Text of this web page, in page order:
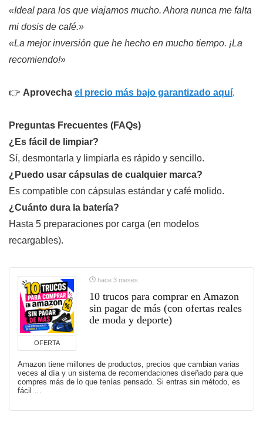
«Ideal para los que viajamos mucho. Ahora nunca me falta
mi dosis de café.»
«La mejor inversión que he hecho en mucho tiempo. ¡La
recomiendo!»
👉 Aprovecha el precio más bajo garantizado aquí.
Preguntas Frecuentes (FAQs)
¿Es fácil de limpiar?
Sí, desmontarla y limpiarla es rápido y sencillo.
¿Puedo usar cápsulas de cualquier marca?
Es compatible con cápsulas estándar y café molido.
¿Cuánto dura la batería?
Hasta 5 preparaciones por carga (en modelos
recargables).
OFERTA
hace 3 meses
10 trucos para comprar en Amazon
sin pagar de más (con ofertas reales
de moda y deporte)
Amazon tiene millones de productos, precios que cambian varias
veces al día y un sistema de recomendaciones diseñado para que
compres más de lo que tenías pensado. Si entras sin método, es
fácil …